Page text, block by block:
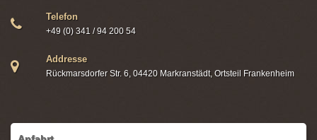
Telefon
+49 (0) 341 / 94 200 54
Addresse
Rückmarsdorfer Str. 6, 04420 Markranstädt, Ortsteil Frankenheim